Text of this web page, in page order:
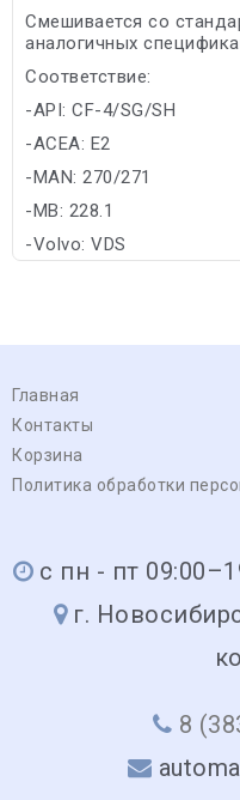
Смешивается со
аналогичных
Соответствие:
-API: CF-4/SG/SH
-ACEA: E2
-MAN: 270/271
-MB: 228.1
-Volvo: VDS
Главная
Контакты
Корзина
Политика обработки
с пн - пт
г.
8